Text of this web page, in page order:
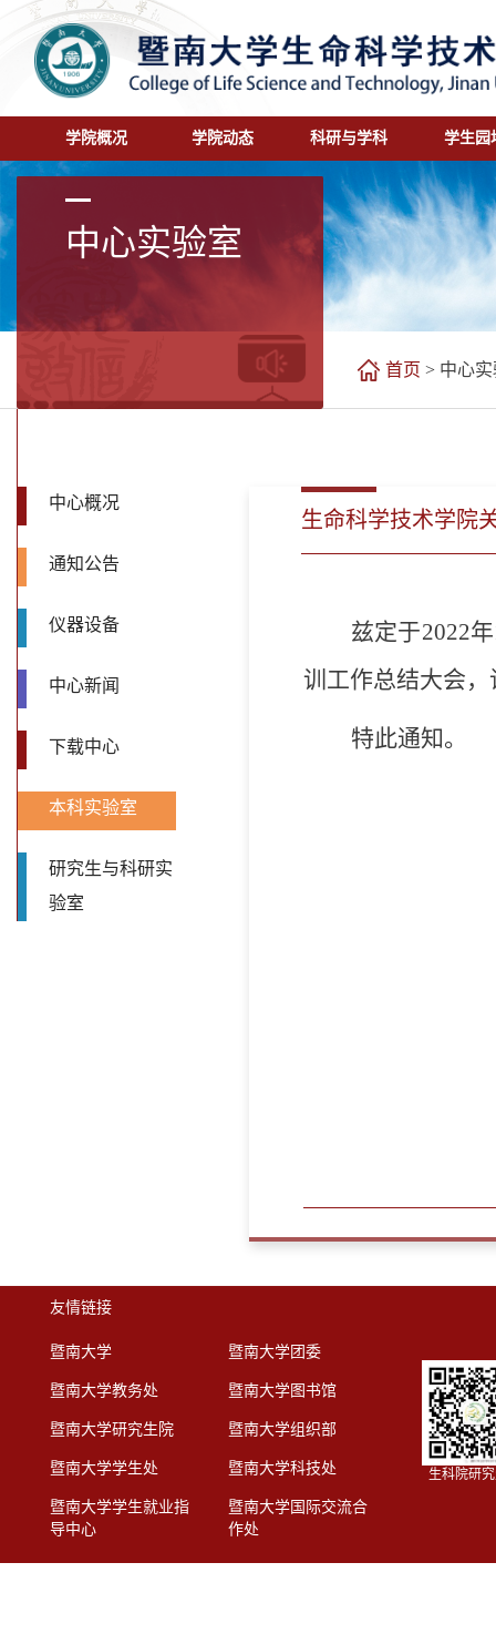
学院概况 学院动态 科研与学科 学生园
中心实验室
首页 > 中心
中心概况
通知公告
仪器设备
中心新闻
下载中心
本科实验室
研究生与科研实
验室
生命科学技术学院
兹定于2022年
训工作总结大会
特此通知。
友情链接
暨南大学
暨南大学教务处
暨南大学研究生院
暨南大学学生处
暨南大学学生就业指
导中心
暨南大学团委
暨南大学图书馆
暨南大学组织部
暨南大学科技处
暨南大学国际交流合
作处
生科院研